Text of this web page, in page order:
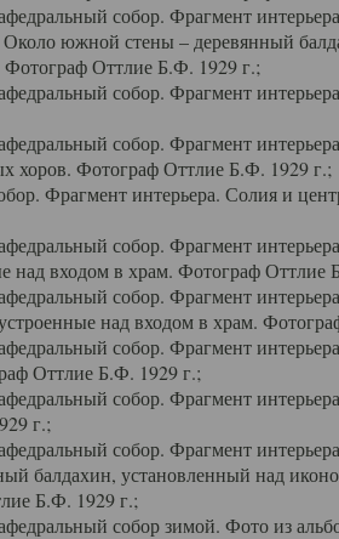
собор. Фрагмент
южной стены – деревянный
Оттлие Б.Ф. 1929 г.;
собор. Фрагмент
собор. Фрагмент
хоров. Фотограф Оттлие Б.Ф. 1929 г.;
Фрагмент интерьера. Солия и
собор. Фрагмент
над входом в храм. Фотограф Оттлие
собор. Фрагмент
над входом в храм.
собор. Фрагмент
Оттлие Б.Ф. 1929 г.;
собор. Фрагмент
г.;
собор. Фрагмент
балдахин, установленный над
Б.Ф. 1929 г.;
собор зимой. Фото из